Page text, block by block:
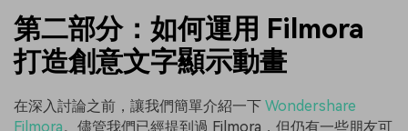
第二部分：如何運用 Filmora
打造創意文字顯示動畫
在深入討論之前，讓我們簡單介紹一下 Wondershare
Filmora。儘管我們已經提到過 Filmora，但仍有一些朋友可